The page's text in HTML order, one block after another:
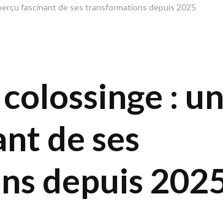
fascinant de ses transformations depuis 2025
: un
de ses
depuis